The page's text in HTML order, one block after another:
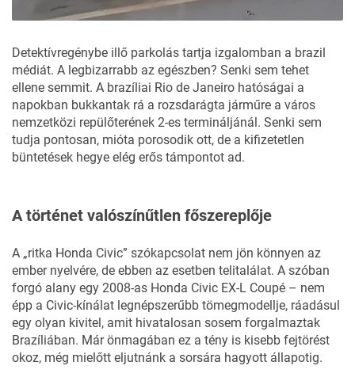
Detektívregénybe illő parkolás tartja izgalomban a brazil
médiát. A legbizarrabb az egészben? Senki sem tehet
ellene semmit. A brazíliai Rio de Janeiro hatóságai a
napokban bukkantak rá a rozsdarágta járműre a város
nemzetközi repülőterének 2-es termináljánál. Senki sem
tudja pontosan, mióta porosodik ott, de a kifizetetlen
büntetések hegye elég erős támpontot ad.
A történet valószínűtlen főszereplője
A „ritka Honda Civic” szókapcsolat nem jön könnyen az
ember nyelvére, de ebben az esetben telitalálat. A szóban
forgó alany egy 2008-as Honda Civic EX-L Coupé – nem
épp a Civic-kínálat legnépszerűbb tömegmodellje, ráadásul
egy olyan kivitel, amit hivatalosan sosem forgalmaztak
Brazíliában. Már önmagában ez a tény is kisebb fejtörést
okoz, még mielőtt eljutnánk a sorsára hagyott állapotig.